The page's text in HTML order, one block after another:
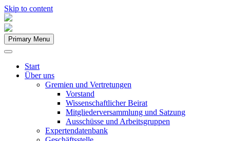
Skip to content
Primary Menu
Start
Über uns
Gremien und Vertretungen
Vorstand
Wissenschaftlicher Beirat
Mitgliederversammlung und Satzung
Ausschüsse und Arbeitsgruppen
Expertendatenbank